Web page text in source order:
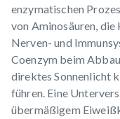
enzymatischen
von Aminosäuren,
Nerven- und
Coenzym beim
direktes Sonnenlicht
führen. Eine
übermäßigem